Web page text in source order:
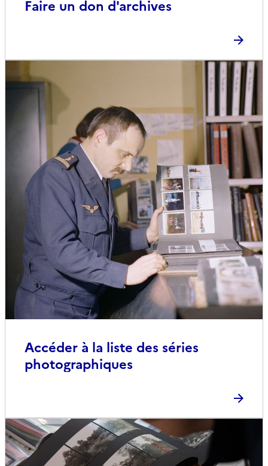
Faire un don d'archives
Accéder à la liste des séries
photographiques